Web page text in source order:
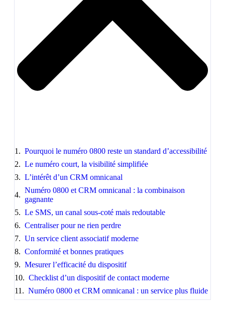
Pourquoi le numéro 0800 reste un standard d’accessibilité
Le numéro court, la visibilité simplifiée
L’intérêt d’un CRM omnicanal
Numéro 0800 et CRM omnicanal : la combinaison
gagnante
Le SMS, un canal sous-coté mais redoutable
Centraliser pour ne rien perdre
Un service client associatif moderne
Conformité et bonnes pratiques
Mesurer l’efficacité du dispositif
Checklist d’un dispositif de contact moderne
Numéro 0800 et CRM omnicanal : un service plus fluide